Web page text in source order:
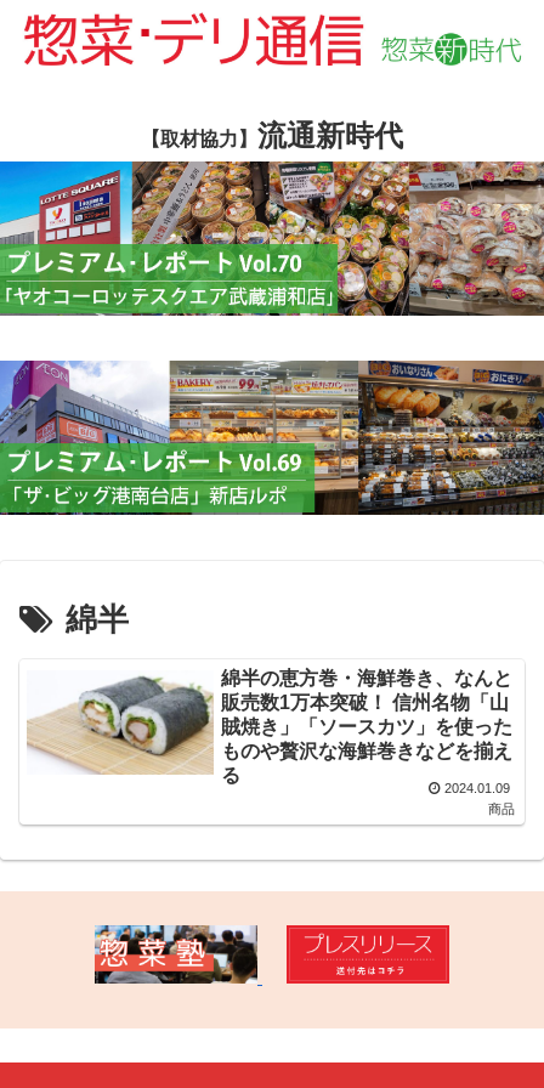
【取材協力】 流通新時代
綿半
綿半の恵方巻・海鮮巻き、なんと
販売数1万本突破！ 信州名物「山
賊焼き」「ソースカツ」を使った
ものや贅沢な海鮮巻きなどを揃え
る
2024.01.09
商品